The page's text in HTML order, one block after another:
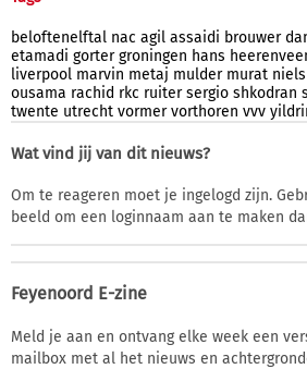
beloftenelftal nac agil assaidi brouwer
etamadi gorter groningen hans
liverpool marvin metaj mulder murat niels
ousama rachid rkc ruiter sergio shkodran
twente utrecht vormer vorthoren vvv
Wat vind jij van dit nieuws?
Om te reageren moet je ingelogd zijn.
beeld om een loginnaam aan te maken
Feyenoord E-zine
Meld je aan en ontvang elke week een
mailbox met al het nieuws en